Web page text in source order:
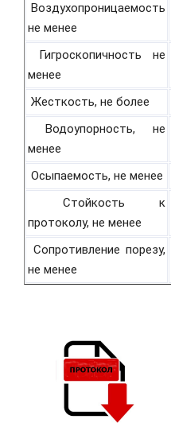
Воздухопроницаемость
не менее
Гигроскопичность не
менее
Жесткость, не более
Водоупорность, не
менее
Осыпаемость, не менее
Стойкость к
протоколу, не менее
Сопротивление порезу,
не менее